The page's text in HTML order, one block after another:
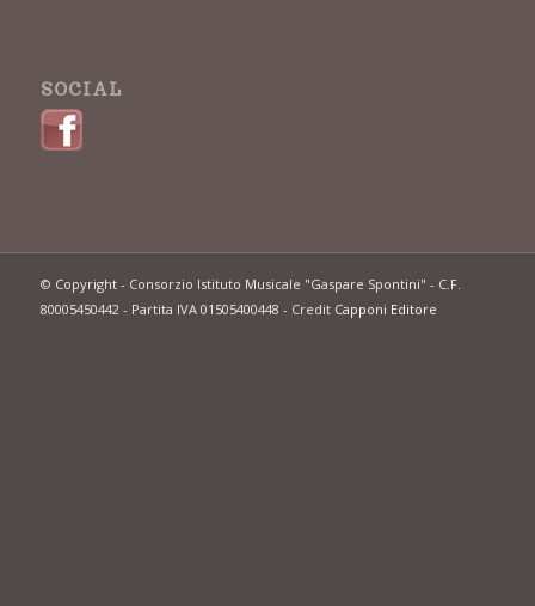
SOCIAL
© Copyright - Consorzio Istituto Musicale "Gaspare Spontini" - C.F.
80005450442 - Partita IVA 01505400448 - Credit Capponi Editore